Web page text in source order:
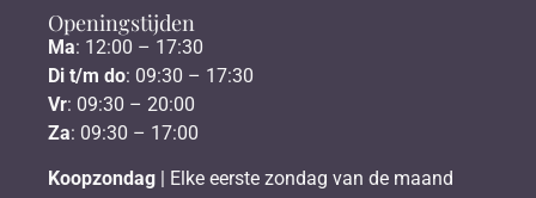
Openingstijden
Ma: 12:00 – 17:30
Di t/m do: 09:30 – 17:30
Vr: 09:30 – 20:00
Za: 09:30 – 17:00
Koopzondag | Elke eerste zondag van de maand